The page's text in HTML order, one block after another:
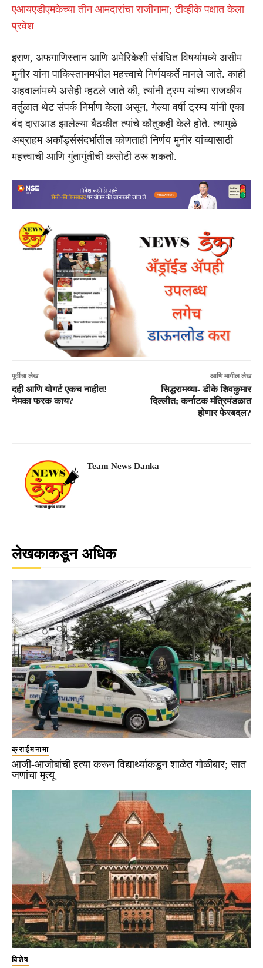
एआयएडीएमकेच्या तीन आमदारांचा राजीनामा; टीव्हीके पक्षात केला
प्रवेश
इराण, अफगाणिस्तान आणि अमेरिकेशी संबंधित विषयांमध्ये असीम
मुनीर यांना पाकिस्तानमधील महत्त्वाचे निर्णयकर्ते मानले जाते. काही
अहवालांमध्ये असेही म्हटले जाते की, त्यांनी ट्रम्प यांच्या राजकीय
वर्तुळात थेट संपर्क निर्माण केला असून, गेल्या वर्षी ट्रम्प यांनी एका
बंद दाराआड झालेल्या बैठकीत त्यांचे कौतुकही केले होते. त्यामुळे
अब्राहम अकॉर्ड्ससंदर्भातील कोणताही निर्णय मुनीर यांच्यासाठी
महत्त्वाची आणि गुंतागुंतीची कसोटी ठरू शकतो.
पूर्वीचा लेख
दही आणि योगर्ट एकच नाहीत!
नेमका फरक काय?
आणि मागील लेख
सिद्धरामय्या- डीके शिवकुमार
दिल्लीत; कर्नाटक मंत्रिमंडळात
होणार फेरबदल?
Team News Danka
लेखकाकडून अधिक
क्राईमनामा
आजी-आजोबांची हत्या करून विद्यार्थ्याकडून शाळेत गोळीबार; सात
जणांचा मृत्यू
विशेष